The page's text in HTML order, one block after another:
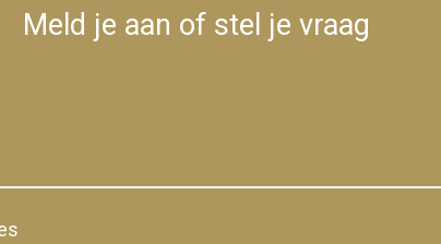
Meld je aan of stel je vraag